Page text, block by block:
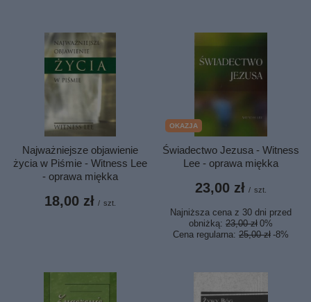
Najważniejsze objawienie
życia w Piśmie - Witness Lee
- oprawa miękka
18,00 zł / szt.
OKAZJA
Świadectwo Jezusa - Witness
Lee - oprawa miękka
23,00 zł / szt.
Najniższa cena z 30 dni przed
obniżką: 23,00 zł 0%
Cena regularna: 25,00 zł -8%